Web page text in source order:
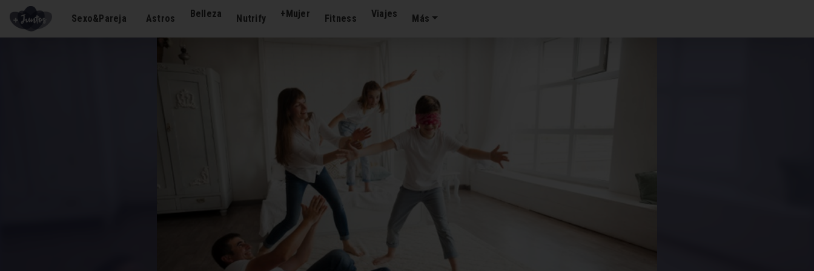
Sexo&Pareja Astros Belleza Nutrify +Mujer Fitness Viajes Más